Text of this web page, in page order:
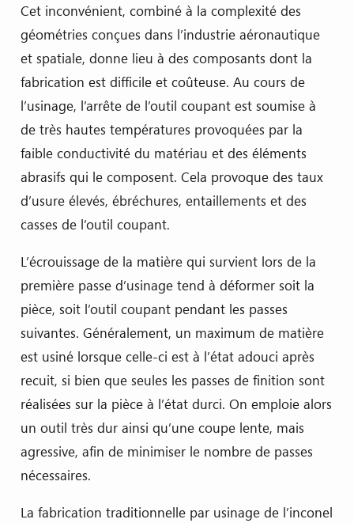
Cet inconvénient, combiné à la complexité des
géométries conçues dans l’industrie aéronautique
et spatiale, donne lieu à des composants dont la
fabrication est difficile et coûteuse. Au cours de
l’usinage, l’arrête de l’outil coupant est soumise à
de très hautes températures provoquées par la
faible conductivité du matériau et des éléments
abrasifs qui le composent. Cela provoque des taux
d’usure élevés, ébréchures, entaillements et des
casses de l’outil coupant.
L’écrouissage de la matière qui survient lors de la
première passe d’usinage tend à déformer soit la
pièce, soit l’outil coupant pendant les passes
suivantes. Généralement, un maximum de matière
est usiné lorsque celle-ci est à l’état adouci après
recuit, si bien que seules les passes de finition sont
réalisées sur la pièce à l’état durci. On emploie alors
un outil très dur ainsi qu’une coupe lente, mais
agressive, afin de minimiser le nombre de passes
nécessaires.
La fabrication traditionnelle par usinage de l’inconel